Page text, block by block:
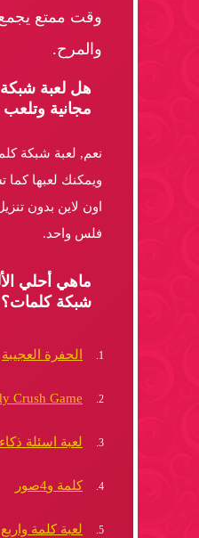
وقت ممتع يجمع
والمرح.
هل لعبة
مجانية
نعم, لعبة شبكة
ويمكنك لعبها
اون لاين بدون
فلس واحد.
ماهي أحلي
شبكة كلمات؟
الحفرة العجيبة
Crush Game
لعبة اسئلة
كلمة و4صور
لعبة كلمة